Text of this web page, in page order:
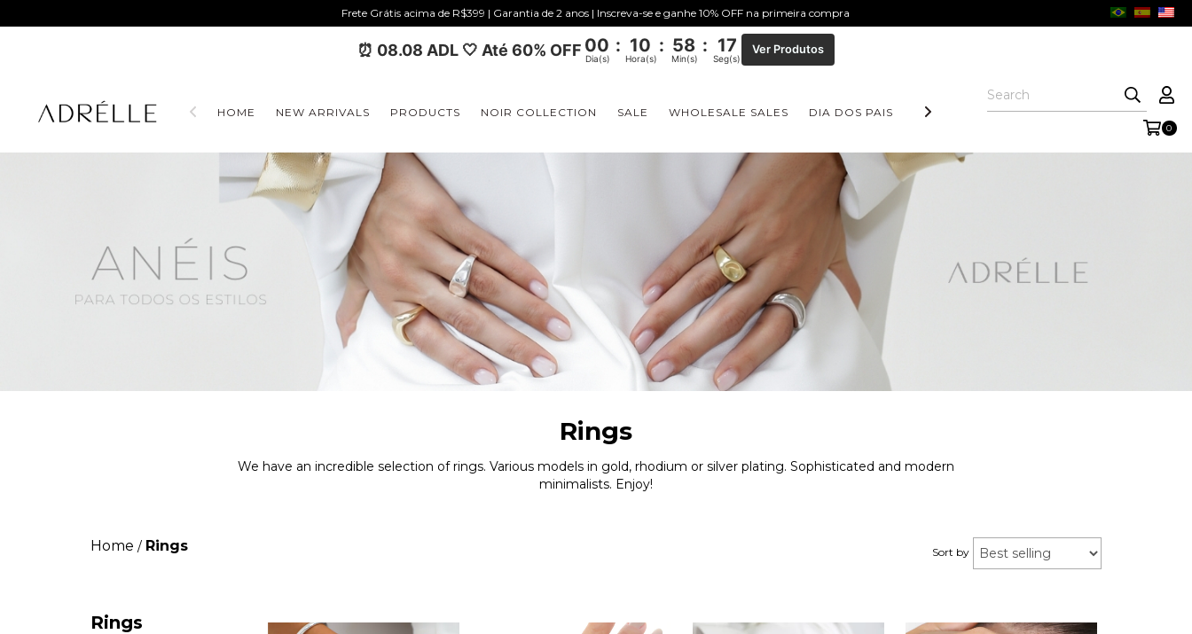
Frete Grátis acima de R$399 | Garantia de 2 anos | Inscreva-se e ganhe 10% OFF na primeira compra
⏰ 08.08 ADL 🤍 Até 60% OFF 00 : 10 : 58 : 16
Dia(s) Hora(s) Min(s) Seg(s)
Ver Produtos
HOME NEW ARRIVALS PRODUCTS NOIR COLLECTION SALE WHOLESALE SALES DIA DOS PAIS COLEÇÃO AURORA FORM COLLECTION
0
Rings
We have an incredible selection of rings. Various models in gold, rhodium or silver plating. Sophisticated and modern
minimalists. Enjoy!
Home / Rings Sort by
Rings